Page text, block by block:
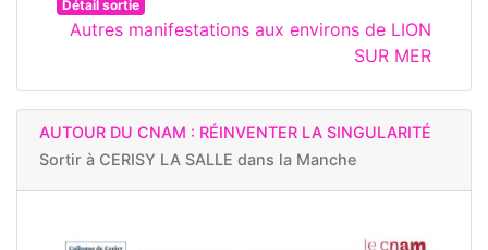
Détail sortie
Autres manifestations aux environs de LION
SUR MER
AUTOUR DU CNAM : RÉINVENTER LA SINGULARITÉ
Sortir à CERISY LA SALLE dans la Manche